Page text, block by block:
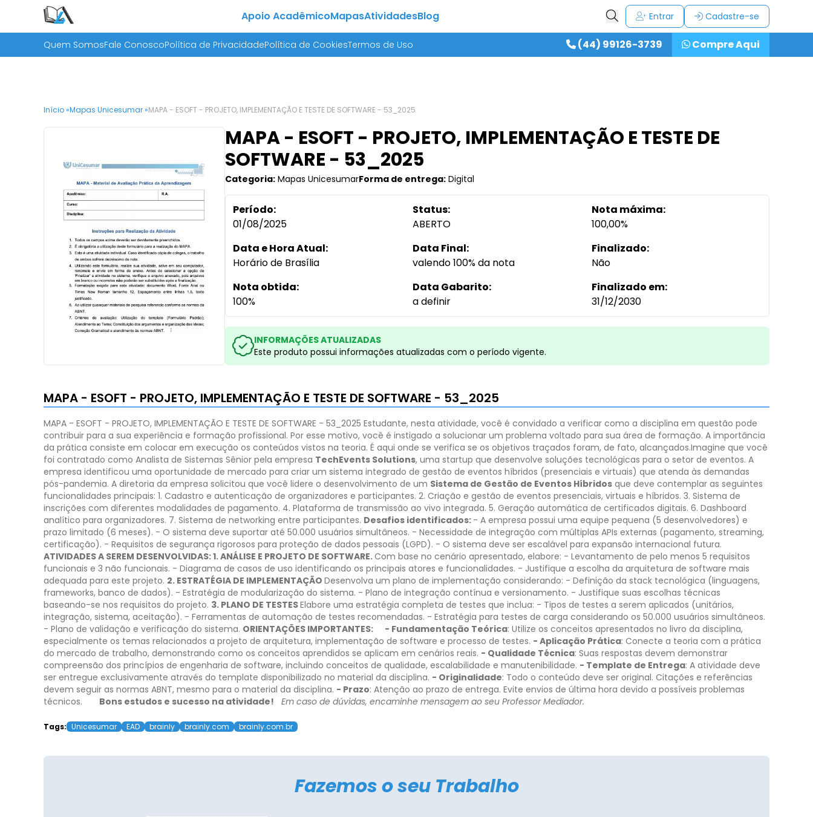
Apoio AcadêmicoMapasAtividadesBlog Entrar Cadastre-se
Quem SomosFale ConoscoPolítica de PrivacidadePolítica de CookiesTermos de Uso (44) 99126-3739 Compre Aqui
Início »Mapas Unicesumar »MAPA - ESOFT - PROJETO, IMPLEMENTAÇÃO E TESTE DE SOFTWARE - 53_2025
MAPA - ESOFT - PROJETO, IMPLEMENTAÇÃO E TESTE DE
SOFTWARE - 53_2025
Categoria: Mapas UnicesumarForma de entrega: Digital
Período:
01/08/2025
Status:
ABERTO
Nota máxima:
100,00%
Data e Hora Atual:
Horário de Brasília
Data Final:
valendo 100% da nota
Finalizado:
Não
Nota obtida:
100%
Data Gabarito:
a definir
Finalizado em:
31/12/2030
INFORMAÇÕES ATUALIZADAS
Este produto possui informações atualizadas com o período vigente.
MAPA - ESOFT - PROJETO, IMPLEMENTAÇÃO E TESTE DE SOFTWARE - 53_2025
MAPA - ESOFT - PROJETO, IMPLEMENTAÇÃO E TESTE DE SOFTWARE - 53_2025 Estudante, nesta atividade, você é convidado a verificar como a disciplina em questão pode
contribuir para a sua experiência e formação profissional. Por esse motivo, você é instigado a solucionar um problema voltado para sua área de formação. A importância
da prática consiste em colocar em execução os conteúdos vistos na teoria. É aqui onde se verifica se os objetivos traçados foram, de fato, alcançados.​Imagine que você
foi contratado como Analista de Sistemas Sênior pela empresa TechEvents Solutions, uma startup que desenvolve soluções tecnológicas para o setor de eventos. A
empresa identificou uma oportunidade de mercado para criar um sistema integrado de gestão de eventos híbridos (presenciais e virtuais) que atenda às demandas
pós-pandemia. A diretoria da empresa solicitou que você lidere o desenvolvimento de um Sistema de Gestão de Eventos Híbridos que deve contemplar as seguintes
funcionalidades principais: 1. Cadastro e autenticação de organizadores e participantes. 2. Criação e gestão de eventos presenciais, virtuais e híbridos. 3. Sistema de
inscrições com diferentes modalidades de pagamento. 4. Plataforma de transmissão ao vivo integrada. 5. Geração automática de certificados digitais. 6. Dashboard
analítico para organizadores. 7. Sistema de networking entre participantes. Desafios identificados: - A empresa possui uma equipe pequena (5 desenvolvedores) e
prazo limitado (6 meses). - O sistema deve suportar até 50.000 usuários simultâneos. - Necessidade de integração com múltiplas APIs externas (pagamento, streaming,
certificação). - Requisitos de segurança rigorosos para proteção de dados pessoais (LGPD). - O sistema deve ser escalável para expansão internacional futura.
ATIVIDADES A SEREM DESENVOLVIDAS:1. ANÁLISE E PROJETO DE SOFTWARE.Com base no cenário apresentado, elabore: - Levantamento de pelo menos 5 requisitos
funcionais e 3 não funcionais. - Diagrama de casos de uso identificando os principais atores e funcionalidades. - Justifique a escolha da arquitetura de software mais
adequada para este projeto. 2. ESTRATÉGIA DE IMPLEMENTAÇÃO Desenvolva um plano de implementação considerando: - Definição da stack tecnológica (linguagens,
frameworks, banco de dados). - Estratégia de modularização do sistema. - Plano de integração contínua e versionamento. - Justifique suas escolhas técnicas
baseando-se nos requisitos do projeto. 3. PLANO DE TESTESElabore uma estratégia completa de testes que inclua: - Tipos de testes a serem aplicados (unitários,
integração, sistema, aceitação). - Ferramentas de automação de testes recomendadas. - Estratégia para testes de carga considerando os 50.000 usuários simultâneos.
- Plano de validação e verificação do sistema. ORIENTAÇÕES IMPORTANTES: - Fundamentação Teórica: Utilize os conceitos apresentados no livro da disciplina,
especialmente os temas relacionados a projeto de arquitetura, implementação de software e processo de testes. - Aplicação Prática: Conecte a teoria com a prática
do mercado de trabalho, demonstrando como os conceitos aprendidos se aplicam em cenários reais. - Qualidade Técnica: Suas respostas devem demonstrar
compreensão dos princípios de engenharia de software, incluindo conceitos de qualidade, escalabilidade e manutenibilidade. - Template de Entrega: A atividade deve
ser entregue exclusivamente através do template disponibilizado no material da disciplina. - Originalidade: Todo o conteúdo deve ser original. Citações e referências
devem seguir as normas ABNT, mesmo para o material da disciplina. - Prazo: Atenção ao prazo de entrega. Evite envios de última hora devido a possíveis problemas
técnicos.
Bons estudos e sucesso na atividade! Em caso de dúvidas, encaminhe mensagem ao seu Professor Mediador.
Tags: Unicesumar EAD brainly brainly.com brainly.com.br
Fazemos o seu Trabalho